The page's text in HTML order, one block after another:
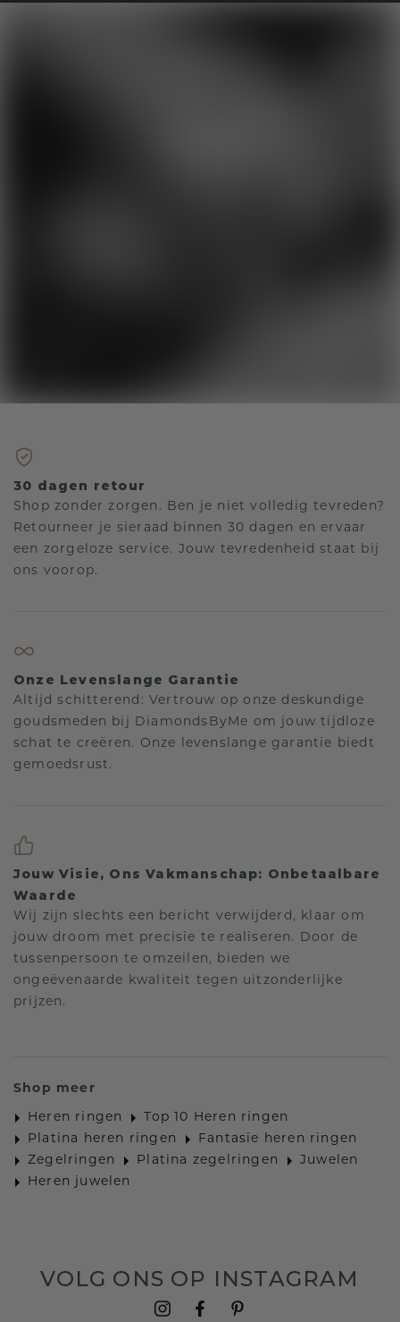
30 dagen retour
Shop zonder zorgen. Ben je niet volledig tevreden?
Retourneer je sieraad binnen 30 dagen en ervaar
een zorgeloze service. Jouw tevredenheid staat bij
ons voorop.
Onze Levenslange Garantie
Altijd schitterend: Vertrouw op onze deskundige
goudsmeden bij DiamondsByMe om jouw tijdloze
schat te creëren. Onze levenslange garantie biedt
gemoedsrust.
Jouw Visie, Ons Vakmanschap: Onbetaalbare
Waarde
Wij zijn slechts een bericht verwijderd, klaar om
jouw droom met precisie te realiseren. Door de
tussenpersoon te omzeilen, bieden we
ongeëvenaarde kwaliteit tegen uitzonderlijke
prijzen.
Shop meer
Heren ringen
Top 10 Heren ringen
Platina heren ringen
Fantasie heren ringen
Zegelringen
Platina zegelringen
Juwelen
Heren juwelen
VOLG ONS OP INSTAGRAM